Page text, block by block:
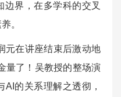
界，在多学科的交叉
。
元在讲座结束后激动地
量了！吴教授的整场演
的关系理解之透彻，